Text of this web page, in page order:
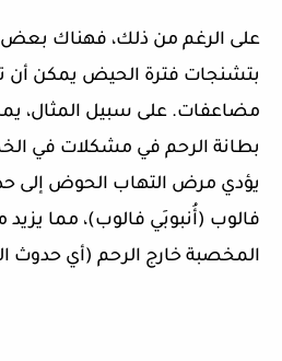
على الرغم من ذلك، فهناك بعض
بتشنجات فترة الحيض يمكن
مضاعفات. على سبيل المثال،
بطانة الرحم في مشكلات في
يؤدي مرض التهاب الحوض إلى
فالوب (أُنبوبَي فالوب)، مما
المخصبة خارج الرحم (أي حدوث